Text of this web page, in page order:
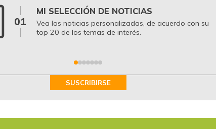
01
MI SELECCIÓN DE NOTICIAS
Vea las noticias personalizadas, de acuerdo con su
top 20 de los temas de interés.
SUSCRIBIRSE